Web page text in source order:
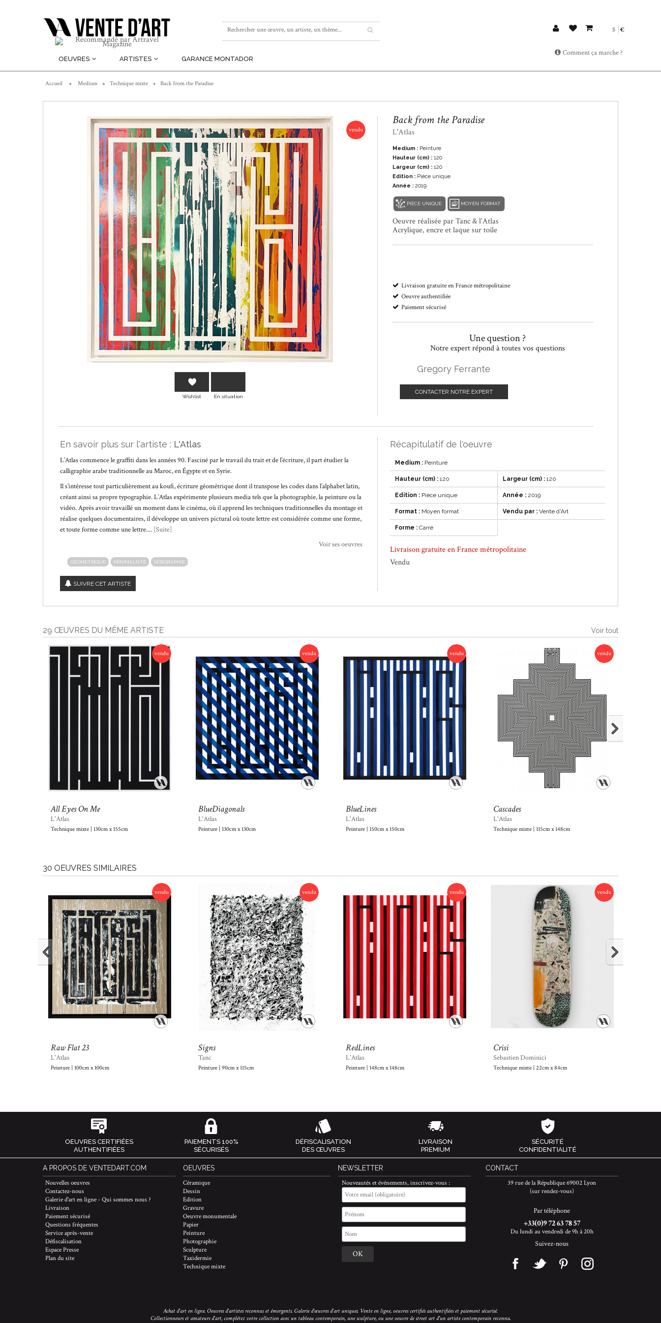
Comment ça marche ?
$ €
OEUVRES ARTISTES GARANCE MONTADOR
En savoir plus
Accueil Medium Technique mixte Back from the Paradise
vendu
Wishlist En situation
Back from the Paradise
L'Atlas
Medium :Peinture
Hauteur (cm) :120
Largeur (cm) :120
Edition :Pièce unique
Année :2019
PIÈCE UNIQUE MOYEN FORMAT
Oeuvre réalisée par Tanc & l’Atlas
Acrylique, encre et laque sur toile
Livraison gratuite en France métropolitaine
Oeuvre authentifiée
Paiement sécurisé
Une question ?
Notre expert répond à toutes vos questions
Gregory Ferrante
CONTACTER NOTRE EXPERT
En savoir plus sur l'artiste : L'Atlas
L’Atlas commence le graffiti dans les années 90. Fasciné par le travail du trait et de l’écriture, il part étudier la
calligraphie arabe traditionnelle au Maroc, en Égypte et en Syrie.
Il s’intéresse tout particulièrement au koufi, écriture géométrique dont il transpose les codes dans l’alphabet latin,
créant ainsi sa propre typographie. L’Atlas expérimente plusieurs media tels que la photographie, la peinture ou la
vidéo. Après avoir travaillé un moment dans le cinéma, où il apprend les techniques traditionnelles du montage et
réalise quelques documentaires, il développe un univers pictural où toute lettre est considérée comme une forme,
et toute forme comme une lettre.... [Suite]
Voir ses oeuvres
GEOMETRIQUE MINIMALISTE SÉRIGRAPHIE
SUIVRE CET ARTISTE
Récapitulatif de l'oeuvre
Medium : Peinture
Hauteur (cm) : 120 Largeur (cm) :120
Edition : Pièce unique Année :2019
Format : Moyen format Vendu par :Vente d'Art
Forme : Carré
Livraison gratuite en France métropolitaine
Vendu
Voir tout
29 ŒUVRES DU MÊME ARTISTE
vendu
All Eyes On Me
L'Atlas
Technique mixte | 130cm x 155cm
vendu
BlueDiagonals
L'Atlas
Peinture | 130cm x 130cm
vendu
BlueLines
L'Atlas
Peinture | 150cm x 150cm
vendu
Cascades
L'Atlas
Technique mixte | 115cm x 148cm
30 OEUVRES SIMILAIRES
vendu
Raw Flat 23
L'Atlas
Peinture | 100cm x 100cm
vendu
Signs
Tanc
Peinture | 90cm x 115cm
vendu
RedLines
L'Atlas
Peinture | 148cm x 148cm
vendu
Crisi
Sebastien Dominici
Technique mixte | 22cm x 84cm
OEUVRES CERTIFIÉES
AUTHENTIFIÉES
PAIEMENTS 100%
SÉCURISÉS
DÉFISCALISATION
DES ŒUVRES
LIVRAISON
PREMIUM
SÉCURITÉ
CONFIDENTIALITÉ
A PROPOS DE VENTEDART.COM
Nouvelles oeuvres
Contactez-nous
Galerie d'art en ligne - Qui sommes nous ?
Livraison
Paiement sécurisé
Questions fréquentes
Service après-vente
Défiscalisation
Espace Presse
Plan du site
OEUVRES
Céramique
Dessin
Edition
Gravure
Oeuvre monumentale
Papier
Peinture
Photographie
Sculpture
Taxidermie
Technique mixte
NEWSLETTER
Nouveautés et événements, inscrivez-vous :
CONTACT
39 rue de la République 69002 Lyon
(sur rendez-vous)
Par téléphone
+33(0)9 72 63 78 57
Du lundi au vendredi de 9h à 20h
Suivez-nous
Achat d'art en ligne. Oeuvres d'artistes reconnus et émergents. Galerie d'œuvres d'art uniques. Vente en ligne, oeuvres certifiés authentifiées et paiement sécurisé.
Collectionneurs et amateurs d'art, complétez votre collection avec un tableau contemporain, une sculpture, ou une oeuvre de street art d'un artiste contemporain reconnu.